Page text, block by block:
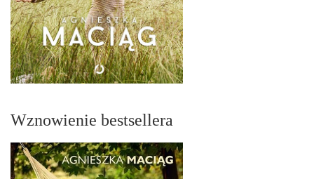
Wznowienie bestsellera